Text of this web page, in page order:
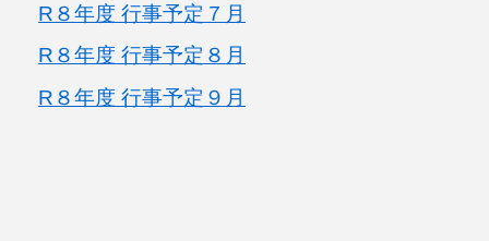
R８年度 行事予定 ７ 月
R８年度 行事予定 ８ 月
R８年度 行事予定 ９ 月